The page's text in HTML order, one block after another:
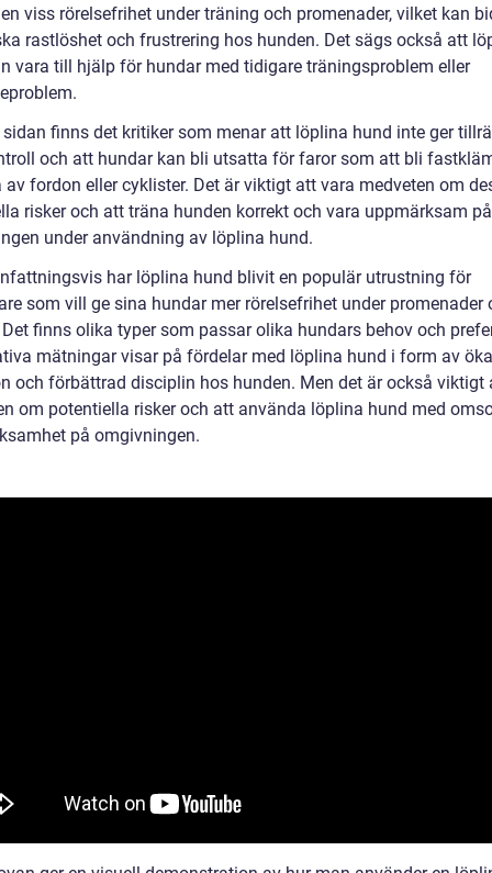
viss rörelsefrihet under träning och promenader, vilket kan
rastlöshet och frustrering hos hunden. Det sägs också att
vara till hjälp för hundar med tidigare träningsproblem eller
sidan finns det kritiker som menar att löplina hund inte ger
och att hundar kan bli utsatta för faror som att bli
av fordon eller cyklister. Det är viktigt att vara medveten om
risker och att träna hunden korrekt och vara uppmärksam på
under användning av löplina hund.
har löplina hund blivit en populär utrustning för
som vill ge sina hundar mer rörelsefrihet under promenader
finns olika typer som passar olika hundars behov och
mätningar visar på fördelar med löplina hund i form av
och förbättrad disciplin hos hunden. Men det är också viktigt
om potentiella risker och att använda löplina hund med
på omgivningen.